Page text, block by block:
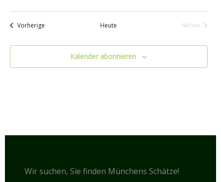
VorherigeVeranstaltungen Heute
Nächste
Kalender abonnieren
Wir suchen, Sie finden Münchens Schätze!